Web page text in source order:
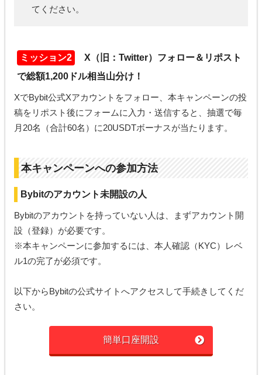
てください。
ミッション2
X（旧：Twitter）フォロー＆リポスト
で総額1,200ドル相当山分け！
XでBybit公式Xアカウントをフォロー、本キャンペーンの投
稿をリポスト後にフォームに入力・送信すると、抽選で毎
月20名（合計60名）に20USDTボーナスが当たります。
本キャンペーンへの参加方法
Bybitのアカウント未開設の人
Bybitのアカウントを持っていない人は、まずアカウント開
設（登録）が必要です。
※本キャンペーンに参加するには、本人確認（KYC）レベ
ル1の完了が必須です。
以下からBybitの公式サイトへアクセスして手続きしてくだ
さい。
簡単口座開設